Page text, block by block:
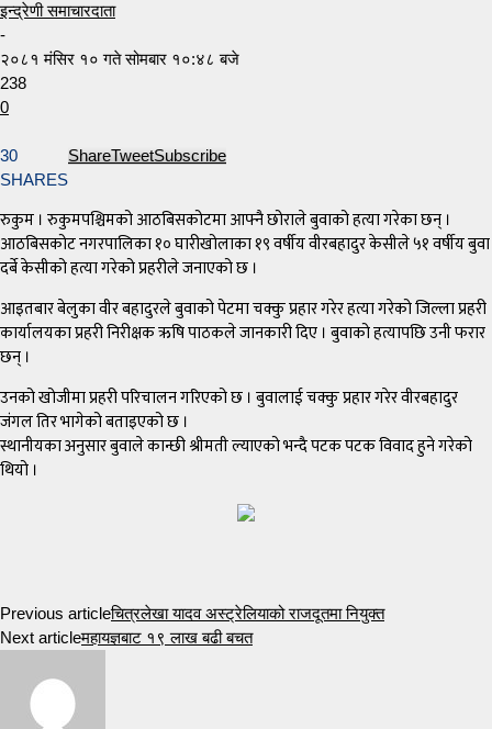
इन्द्रेणी समाचारदाता
-
२०८१ मंसिर १० गते सोमबार १०:४८ बजे
238
0
30
SHARES
ShareTweetSubscribe
रुकुम । रुकुमपश्चिमको आठबिसकोटमा आफ्नै छोराले बुवाको हत्या गरेका छन् ।
आठबिसकोट नगरपालिका १० घारीखोलाका १९ वर्षीय वीरबहादुर केसीले ५१ वर्षीय बुवा
दर्बे केसीको हत्या गरेको प्रहरीले जनाएको छ ।
आइतबार बेलुका वीर बहादुरले बुवाको पेटमा चक्कु प्रहार गरेर हत्या गरेको जिल्ला प्रहरी
कार्यालयका प्रहरी निरीक्षक ऋषि पाठकले जानकारी दिए । बुवाको हत्यापछि उनी फरार
छन् ।
उनको खोजीमा प्रहरी परिचालन गरिएको छ । बुवालाई चक्कु प्रहार गरेर वीरबहादुर
जंगल तिर भागेको बताइएको छ ।
स्थानीयका अनुसार बुवाले कान्छी श्रीमती ल्याएको भन्दै पटक पटक विवाद हुने गरेको
थियो ।
Previous articleचित्रलेखा यादव अस्ट्रेलियाको राजदूतमा नियुक्त
Next articleमहायज्ञबाट १९ लाख बढी बचत